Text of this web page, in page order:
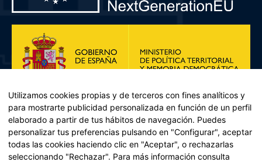
Utilizamos cookies propias y de terceros con fines analíticos y
para mostrarte publicidad personalizada en función de un perfil
elaborado a partir de tus hábitos de navegación. Puedes
personalizar tus preferencias pulsando en "Configurar", aceptar
todas las cookies haciendo clic en "Aceptar", o rechazarlas
seleccionando "Rechazar". Para más información consulta